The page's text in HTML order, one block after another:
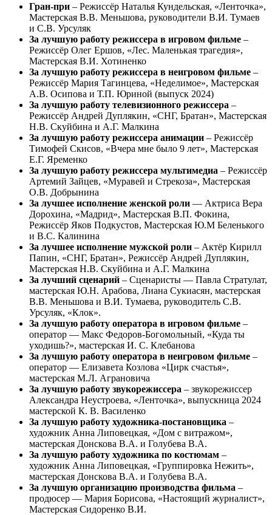
Гран-при – Режиссёр Наталья Кундельская, «Ленточка»,
Мастерская В.В. Меньшова, руководители В.И. Тумаев
и С.В. Урсуляк
За лучшую работу режиссера в игровом фильме –
Режиссёр Олег Ершов, «Лес. Маленькая трагедия»,
Мастерская В.И. Хотиненко
За лучшую работу режиссера в неигровом фильме –
Режиссёр Мария Тагинцева, «Неделимое», Мастерская
А.В. Осипова и Т.П. Юриной (выпуск 2024)
За лучшую работу телевизионного режиссера –
Режиссёр Андрей Дуплякин, «СНГ, Братан», Мастерская
Н.В. Скуйбина и А.Г. Малкина
За лучшую работу режиссера анимации – Режиссёр
Тимофей Скисов, «Вчера мне было 9 лет», Мастерская
Е.Г. Яременко
За лучшую работу режиссера мультимедиа – Режиссёр
Артемий Зайцев, «Муравей и Стрекоза», Мастерская
О.В. Добрынина
За лучшее исполнение женской роли — Актриса Вера
Дорохина, «Мадрид», Мастерская В.П. Фокина,
Режиссёр Яков Подкустов, Мастерская Ю.М Беленького
и В.С. Калинина
За лучшее исполнение мужской роли – Актёр Кирилл
Папин, «СНГ, Братан», Режиссёр Андрей Дуплякин,
Мастерская Н.В. Скуйбина и А.Г. Малкина
За лучший сценарий – Сценаристы — Павла Стратулат,
мастерская Ю.Н. Арабова, Лиана Сукиасян, мастерская
В.В. Меньшова и В.И. Тумаева, руководитель С.В.
Урсуляк, «Клок».
За лучшую работу оператора в игровом фильме –
оператор — Макс Федоров-Богомольный, «Куда ты
уходишь?», мастерская И. С. Клебанова
За лучшую работу оператора в неигровом фильме –
оператор — Елизавета Козлова «Цирк счастья»,
мастерская М.Л. Аграновича
За лучшую работу звукорежиссера – звукорежиссер
Александра Неустроева, «Ленточка», выпускница 2024
мастерской К. В. Василенко
За лучшую работу художника-постановщика –
художник Анна Липовецкая, «Дом с витражом»,
мастерская Донскова В.А. и Голубева В.А.
За лучшую работу художника по костюмам –
художник Анна Липовецкая, «Группировка Нежить»,
мастерская Донскова В.А. и Голубева В.А.
За лучшую организацию производства фильма –
продюсер — Мария Борисова, «Настоящий журналист»,
Мастерская Сидоренко В.И.